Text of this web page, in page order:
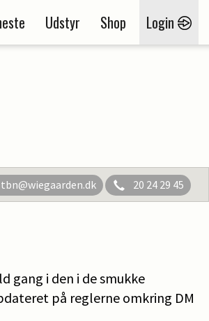
Udstyr Shop Login
tbn@wiegaarden.dk 20 24 29 45
gang i den i de smukke
på reglerne omkring DM